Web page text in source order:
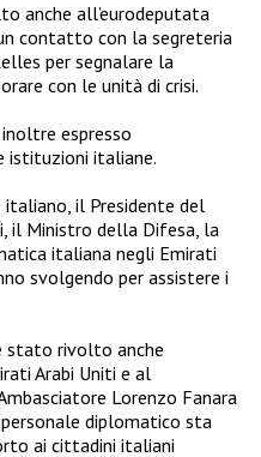
anche all’eurodeputata
contatto con la segreteria
per segnalare la
con le unità di crisi.
espresso
istituzioni italiane.
italiano, il Presidente del
il Ministro della Difesa, la
italiana negli Emirati
svolgendo per assistere i
stato rivolto anche
Arabi Uniti e al
Lorenzo Fanara
diplomatico sta
ai cittadini italiani